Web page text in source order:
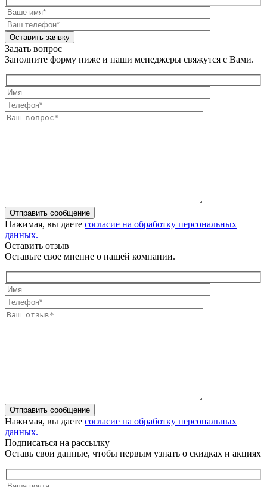
Оставить заявку
Задать вопрос
Заполните форму ниже и наши менеджеры свяжутся с Вами.
Отправить сообщение
Нажимая, вы даете согласие на обработку персональных
данных.
Оставить отзыв
Оставьте свое мнение о нашей компании.
Отправить сообщение
Нажимая, вы даете согласие на обработку персональных
данных.
Подписаться на рассылку
Оставь свои данные, чтобы первым узнать о скидках и акциях